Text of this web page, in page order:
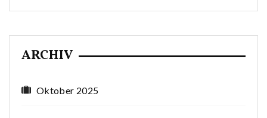
ARCHIV
Oktober 2025